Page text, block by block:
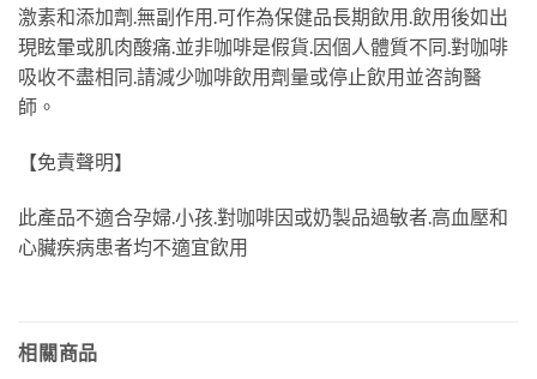
激素和添加劑.無副作用.可作為保健品長期飲用.飲用後如出
現眩暈或肌肉酸痛.並非咖啡是假貨.因個人體質不同.對咖啡
吸收不盡相同.請減少咖啡飲用劑量或停止飲用並咨詢醫
師。
【免責聲明】
此產品不適合孕婦.小孩.對咖啡因或奶製品過敏者.高血壓和
心臟疾病患者均不適宜飲用
相關商品